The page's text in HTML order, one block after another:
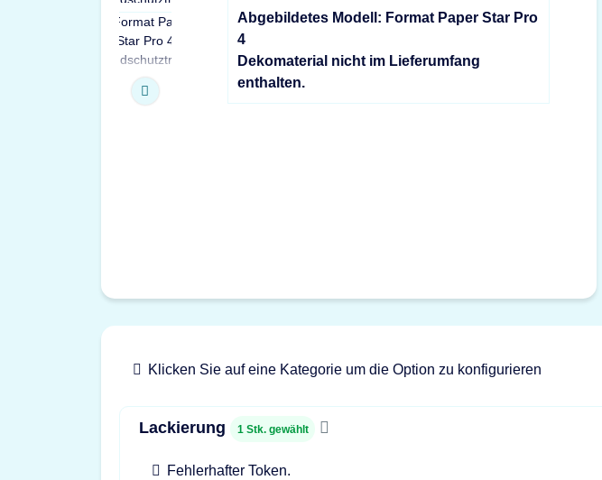
Abgebildetes Modell: Format Paper Star Pro
4
Dekomaterial nicht im Lieferumfang
enthalten.
Klicken Sie auf eine Kategorie um die Option zu konfigurieren
Lackierung 1 Stk. gewählt
Fehlerhafter Token.